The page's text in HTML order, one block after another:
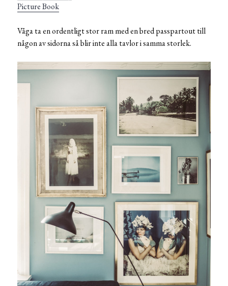
Picture Book
Våga ta en ordentligt stor ram med en bred passpartout till
någon av sidorna så blir inte alla tavlor i samma storlek.